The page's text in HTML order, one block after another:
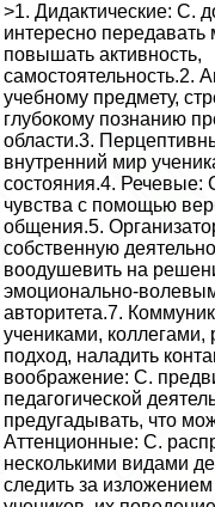
>1. Дидактические: С.
интересно передавать
повышать активность,
самостоятельность.2.
учебному предмету,
глубокому познанию
области.3.
внутренний мир
состояния.4.
чувства с помощью
общения.5.
собственную
воодушевить на
эмоционально-
авторитета.7.
учениками,
подход, наладить
воображение: С.
педагогической
предугадывать, что
Аттенционные: С.
несколькими видами
следить за